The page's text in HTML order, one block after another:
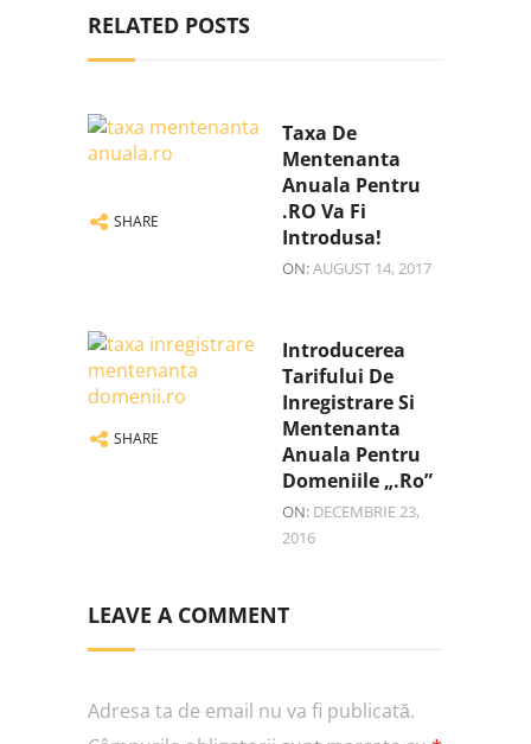
RELATED POSTS
SHARE
Taxa De
Mentenanta
Anuala Pentru
.RO Va Fi
Introdusa!
ON:AUGUST 14, 2017
SHARE
Introducerea
Tarifului De
Inregistrare Si
Mentenanta
Anuala Pentru
Domeniile „.ro”
ON: DECEMBRIE 23,
2016
LEAVE A COMMENT
Adresa ta de email nu va fi publicată.